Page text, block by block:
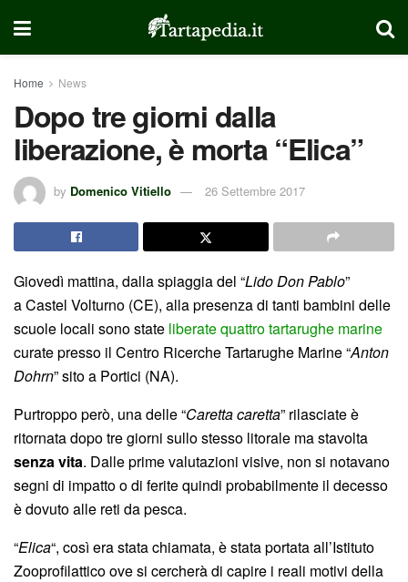
Home News
Dopo tre giorni dalla
liberazione, è morta “Elica”
by Domenico Vitiello 26 Settembre 2017
Giovedì mattina, dalla spiaggia del “Lido Don Pablo”
a Castel Volturno (CE), alla presenza di tanti bambini delle
scuole locali sono state liberate quattro tartarughe marine
curate presso il Centro Ricerche Tartarughe Marine “Anton
Dohrn” sito a Portici (NA).
Purtroppo però, una delle “Caretta caretta” rilasciate è
ritornata dopo tre giorni sullo stesso litorale ma stavolta
senza vita. Dalle prime valutazioni visive, non si notavano
segni di impatto o di ferite quindi probabilmente il decesso
è dovuto alle reti da pesca.
“Elica“, così era stata chiamata, è stata portata all’Istituto
Zooprofilattico ove si cercherà di capire i reali motivi della